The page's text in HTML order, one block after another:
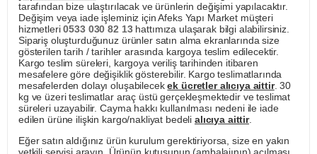
tarafından bize ulaştırılacak ve ürünlerin değişimi yapılacaktır.
Değişim veya iade işleminiz için Afeks Yapı Market müşteri
hizmetleri0533 030 82 13hattımıza ulaşarak bilgi alabilirsiniz.
Sipariş oluşturduğunuz ürünler satın alma ekranlarında size
gösterilen tarih / tarihler arasında kargoya teslim edilecektir.
Kargo teslim süreleri, kargoya veriliş tarihinden itibaren
mesafelere göre değişiklik gösterebilir. Kargo teslimatlarında
mesafelerden dolayı oluşabilecekek ücretler alıcıya aittir. 30
kg ve üzeri teslimatlar araç üstü gerçekleşmektedir ve teslimat
süreleri uzayabilir. Cayma hakkı kullanılması nedeni ile iade
edilen ürüne ilişkin kargo/nakliyat bedeli alıcıya aittir.
Eğer satın aldığınız ürün kurulum gerektiriyorsa, size en yakın